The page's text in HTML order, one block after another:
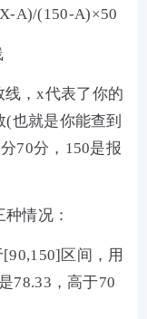
A)/(150-A)×50
线，x代表了你的
也就是你能查到
70分，150是报
情况：
区间，用
78.33，高于70